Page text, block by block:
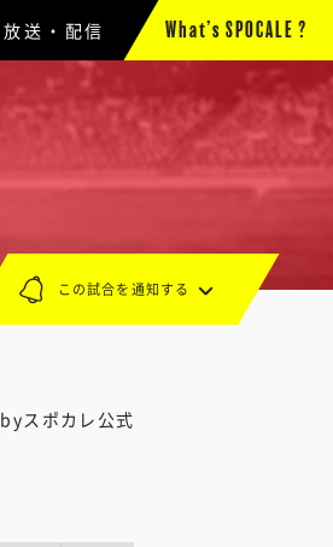
放送・配信 What’s SPOCALE ?
byスポカレ公式
この試合を通知する